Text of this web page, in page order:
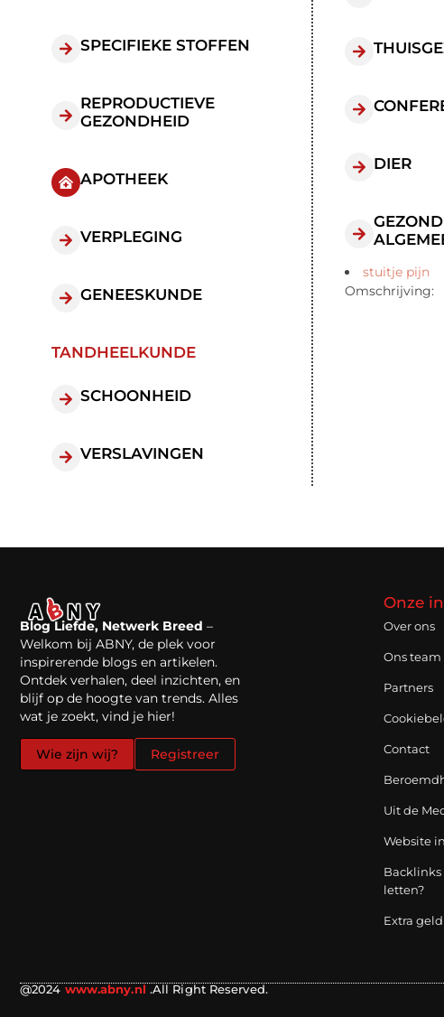
SPECIFIEKE STOFFEN
REPRODUCTIEVE
GEZONDHEID
APOTHEEK
VERPLEGING
GENEESKUNDE
TANDHEELKUNDE
SCHOONHEID
VERSLAVINGEN
DIER
stuitje pijn
Omschrijving:
Blog Liefde, Netwerk Breed –
Welkom bij ABNY, de plek voor
inspirerende blogs en artikelen.
Ontdek verhalen, deel inzichten, en
blijf op de hoogte van trends. Alles
wat je zoekt, vind je hier!
Wie zijn wij? Registreer
Onze
Over ons
Ons team
Partners
Contact
Uit de
Website
letten?
Extra
@2024 www.abny.nl .All Right Reserved.